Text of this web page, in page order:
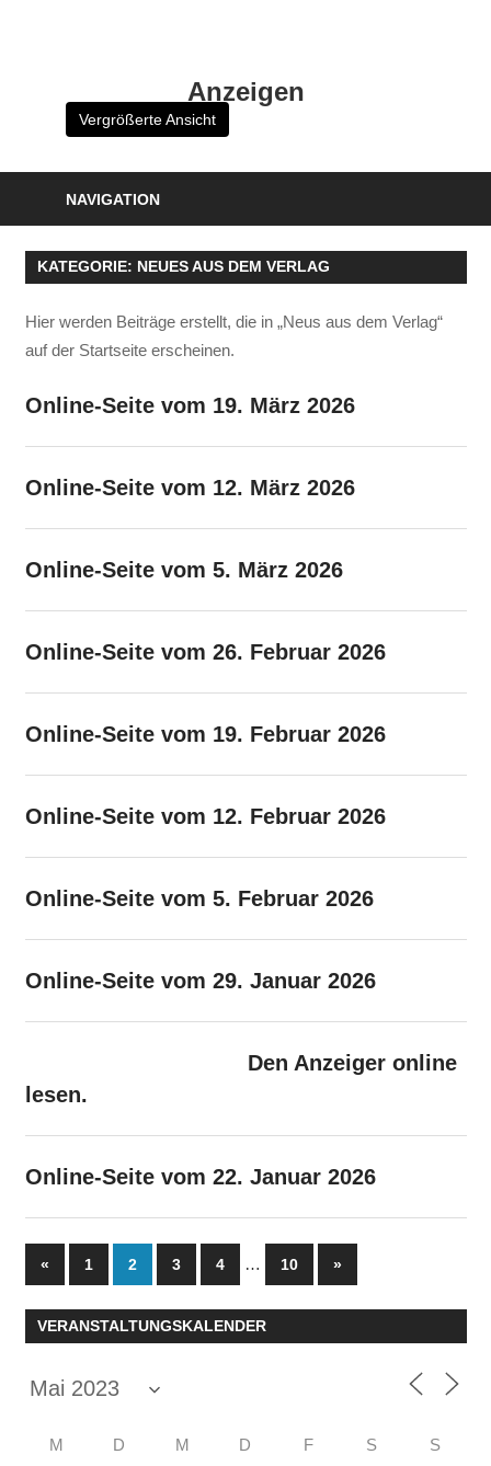
Anzeigen
Vergrößerte Ansicht
NAVIGATION
KATEGORIE: NEUES AUS DEM VERLAG
Hier werden Beiträge erstellt, die in „Neus aus dem Verlag“
auf der Startseite erscheinen.
Online-Seite vom 19. März 2026
Online-Seite vom 12. März 2026
Online-Seite vom 5. März 2026
Online-Seite vom 26. Februar 2026
Online-Seite vom 19. Februar 2026
Online-Seite vom 12. Februar 2026
Online-Seite vom 5. Februar 2026
Online-Seite vom 29. Januar 2026
Den Anzeiger online
lesen.
Online-Seite vom 22. Januar 2026
Seitennummerierung
der
Beiträge
«Vorherige
Beiträge
1 2 3 4 … 10
Nächste
Beiträge
»
VERANSTALTUNGSKALENDER
M D M D F S S